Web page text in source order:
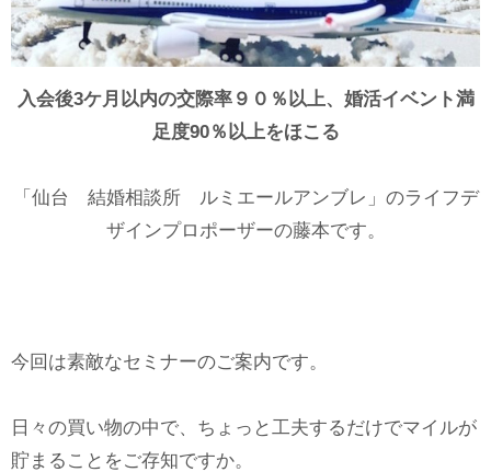
入会後3ケ月以内の交際率９０％以上、婚活イベント満
足度90％以上をほこる
「仙台 結婚相談所 ルミエールアンブレ」のライフデ
ザインプロポーザーの藤本です。
今回は素敵なセミナーのご案内です。
日々の買い物の中で、ちょっと工夫するだけでマイルが
貯まることをご存知ですか。